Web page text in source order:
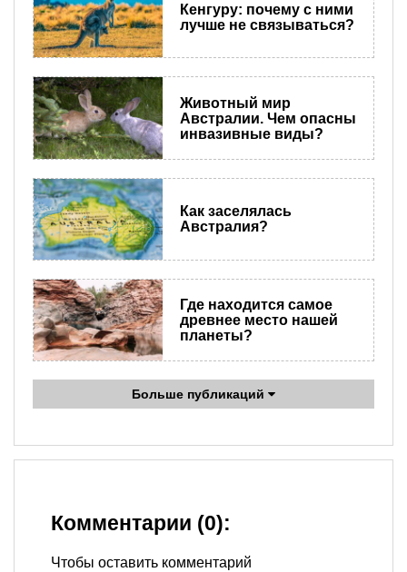
Кенгуру: почему с ними
лучше не связываться?
Животный мир
Австралии. Чем опасны
инвазивные виды?
Как заселялась
Австралия?
Где находится самое
древнее место нашей
планеты?
Больше публикаций
Комментарии (0):
Чтобы оставить комментарий